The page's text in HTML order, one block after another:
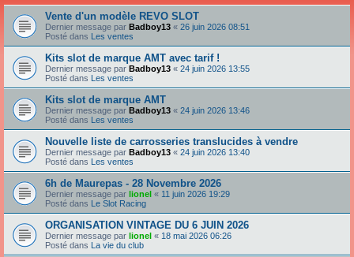
Vente d'un modèle REVO SLOT
Dernier message par Badboy13 « 26 juin 2026 08:51
Posté dans Les ventes
Kits slot de marque AMT avec tarif !
Dernier message par Badboy13 « 24 juin 2026 13:55
Posté dans Les ventes
Kits slot de marque AMT
Dernier message par Badboy13 « 24 juin 2026 13:46
Posté dans Les ventes
Nouvelle liste de carrosseries translucides à vendre
Dernier message par Badboy13 « 24 juin 2026 13:40
Posté dans Les ventes
6h de Maurepas - 28 Novembre 2026
Dernier message par lionel « 11 juin 2026 19:29
Posté dans Le Slot Racing
ORGANISATION VINTAGE DU 6 JUIN 2026
Dernier message par lionel « 18 mai 2026 06:26
Posté dans La vie du club